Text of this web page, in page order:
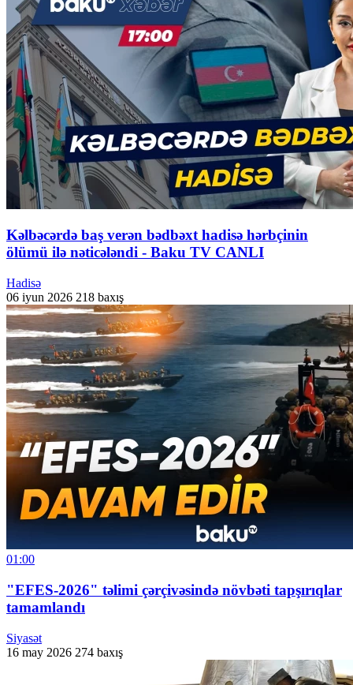
Kəlbəcərdə baş verən bədbəxt hadisə hərbçinin
ölümü ilə nəticələndi - Baku TV CANLI
Hadisə
06 iyun 2026 218 baxış
01:00
"EFES-2026" təlimi çərçivəsində növbəti tapşırıqlar
tamamlandı
Siyasət
16 may 2026 274 baxış